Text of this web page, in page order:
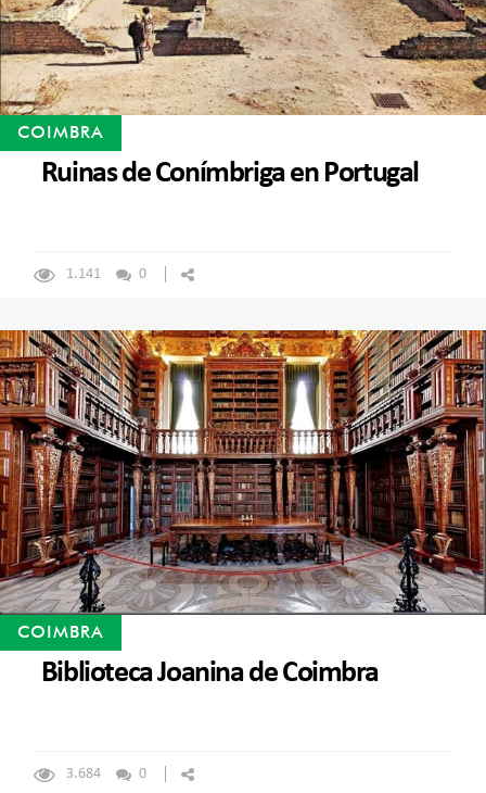
COIMBRA
Ruinas de Conímbriga en Portugal
1.141 0
COIMBRA
Biblioteca Joanina de Coimbra
3.684 0